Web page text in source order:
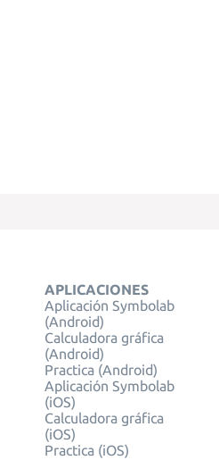
APLICACIONES
Aplicación Symbolab
(Android)
Calculadora gráfica
(Android)
Practica (Android)
Aplicación Symbolab
(iOS)
Calculadora gráfica
(iOS)
Practica (iOS)